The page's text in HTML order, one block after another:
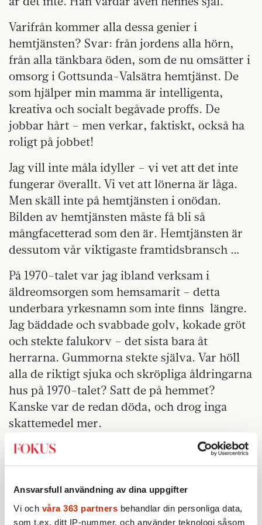
Ansvarsfull användning av dina uppgifter
Vi och våra 363 partners behandlar din personliga data,
som t.ex. ditt IP-nummer, och använder teknologi såsom
Varifrån kommer alla dessa genier i
hemtjänsten? Svar: från jordens alla hörn,
från alla tänkbara öden, som de nu omsätter i
omsorg i Gottsunda-Valsätra hemtjänst. De
som hjälper min mamma är intelligenta,
kreativa och socialt begåvade proffs. De
jobbar hårt – men verkar, faktiskt, också ha
roligt på jobbet!
Jag vill inte måla idyller – vi vet att det inte
fungerar överallt. Vi vet att lönerna är låga.
Men skäll inte på hemtjänsten i onödan.
Bilden av hemtjänsten måste få bli så
mångfacetterad som den är. Hemtjänsten är
dessutom vår viktigaste framtidsbransch …
På 1970-talet var jag ibland verksam i
äldreomsorgen som hemsamarit – detta
underbara yrkesnamn som inte finns längre.
Jag bäddade och svabbade golv, kokade gröt
och stekte falukorv – det sista bara åt
herrarna. Gummorna stekte själva. Var höll
alla de riktigt sjuka och skröpliga åldringarna
hus på 1970-talet? Satt de på hemmet?
Kanske var de redan döda, och drog inga
skattemedel mer.
År 1980 fick 62 procent av alla gamla över
åttio år offentlig äldreomsorg. I dag bara
friskare. Fler än 100 000 personer går ner i
arbetstid eller slutar jobba för att ta hand om